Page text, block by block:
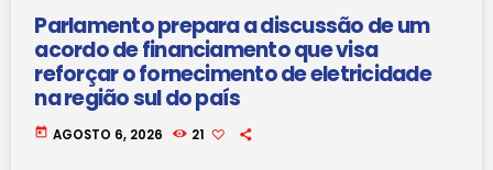
Parlamento prepara a discussão de um
acordo de financiamento que visa
reforçar o fornecimento de eletricidade
na região sul do país
today AGOSTO 6, 2026 21